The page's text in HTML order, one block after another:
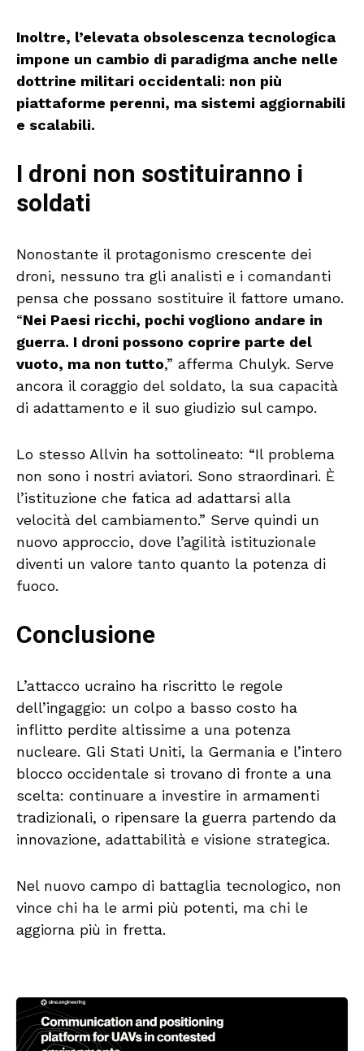
Inoltre, l’elevata obsolescenza tecnologica
impone un cambio di paradigma anche nelle
dottrine militari occidentali: non più
piattaforme perenni, ma sistemi aggiornabili
e scalabili.
I droni non sostituiranno i
soldati
Nonostante il protagonismo crescente dei
droni, nessuno tra gli analisti e i comandanti
pensa che possano sostituire il fattore umano.
“Nei Paesi ricchi, pochi vogliono andare in
guerra. I droni possono coprire parte del
vuoto, ma non tutto,” afferma Chulyk. Serve
ancora il coraggio del soldato, la sua capacità
di adattamento e il suo giudizio sul campo.
Lo stesso Allvin ha sottolineato: “Il problema
non sono i nostri aviatori. Sono straordinari. È
l’istituzione che fatica ad adattarsi alla
velocità del cambiamento.” Serve quindi un
nuovo approccio, dove l’agilità istituzionale
diventi un valore tanto quanto la potenza di
fuoco.
Conclusione
L’attacco ucraino ha riscritto le regole
dell’ingaggio: un colpo a basso costo ha
inflitto perdite altissime a una potenza
nucleare. Gli Stati Uniti, la Germania e l’intero
blocco occidentale si trovano di fronte a una
scelta: continuare a investire in armamenti
tradizionali, o ripensare la guerra partendo da
innovazione, adattabilità e visione strategica.
Nel nuovo campo di battaglia tecnologico, non
vince chi ha le armi più potenti, ma chi le
aggiorna più in fretta.